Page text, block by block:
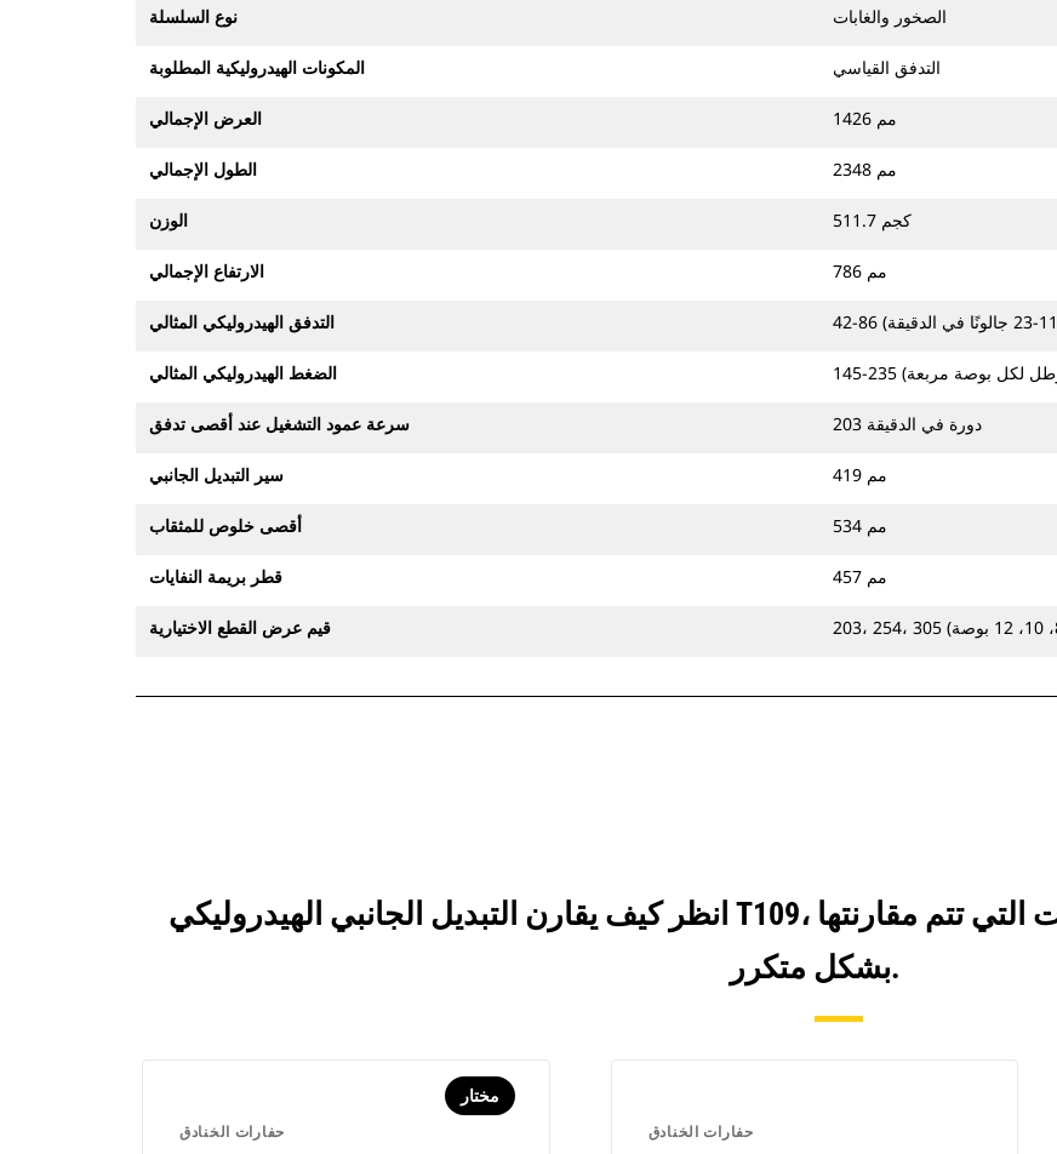
نوع السلسلة الصخور والغابات
المكونات الهيدروليكية المطلوبة التدفق القياسي
العرض الإجمالي 1426 مم
الطول الإجمالي 2348 مم
الوزن 511.7 كجم
الارتفاع الإجمالي 786 مم
التدفق الهيدروليكي المثالي
الضغط الهيدروليكي المثالي
سرعة عمود التشغيل عند أقصى تدفق 203 دورة في الدقيقة
سير التبديل الجانبي 419 مم
أقصى خلوص للمثقاب 534 مم
قطر بريمة النفايات 457 مم
قيم عرض القطع الاختيارية
انظر كيف يقارن التبديل الجانبي الهيدروليكي T109، سلسلة الصخور والثلوج بالمنتجات التي تتم مقارنتها
بشكل متكرر.
حفارات الخنادق
مختار
حفارات الخنادق